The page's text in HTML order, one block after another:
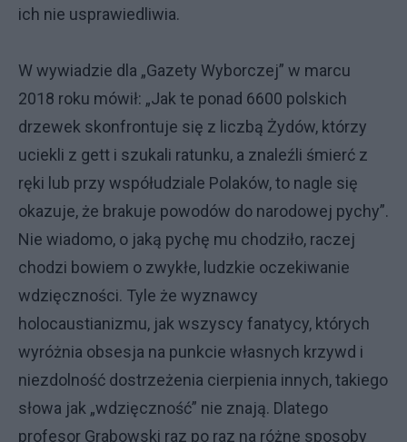
ich nie usprawiedliwia.
W wywiadzie dla „Gazety Wyborczej” w marcu
2018 roku mówił: „Jak te ponad 6600 polskich
drzewek skonfrontuje się z liczbą Żydów, którzy
uciekli z gett i szukali ratunku, a znaleźli śmierć z
ręki lub przy współudziale Polaków, to nagle się
okazuje, że brakuje powodów do narodowej pychy”.
Nie wiadomo, o jaką pychę mu chodziło, raczej
chodzi bowiem o zwykłe, ludzkie oczekiwanie
wdzięczności. Tyle że wyznawcy
holocaustianizmu, jak wszyscy fanatycy, których
wyróżnia obsesja na punkcie własnych krzywd i
niezdolność dostrzeżenia cierpienia innych, takiego
słowa jak „wdzięczność” nie znają. Dlatego
profesor Grabowski raz po raz na różne sposoby